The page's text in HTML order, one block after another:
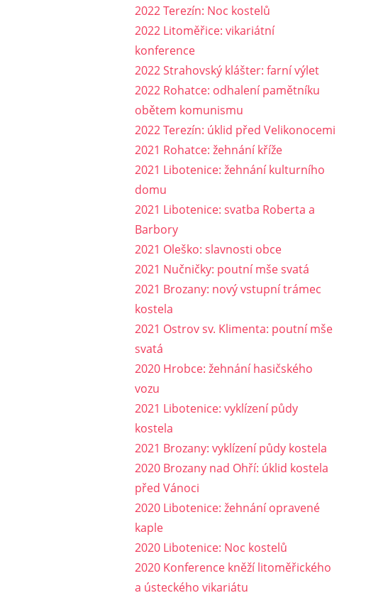
2022 Terezín: Noc kostelů
2022 Litoměřice: vikariátní
konference
2022 Strahovský klášter: farní výlet
2022 Rohatce: odhalení pamětníku
obětem komunismu
2022 Terezín: úklid před Velikonocemi
2021 Rohatce: žehnání kříže
2021 Libotenice: žehnání kulturního
domu
2021 Libotenice: svatba Roberta a
Barbory
2021 Oleško: slavnosti obce
2021 Nučničky: poutní mše svatá
2021 Brozany: nový vstupní trámec
kostela
2021 Ostrov sv. Klimenta: poutní mše
svatá
2020 Hrobce: žehnání hasičského
vozu
2021 Libotenice: vyklízení půdy
kostela
2021 Brozany: vyklízení půdy kostela
2020 Brozany nad Ohří: úklid kostela
před Vánoci
2020 Libotenice: žehnání opravené
kaple
2020 Libotenice: Noc kostelů
2020 Konference kněží litoměřického
a ústeckého vikariátu